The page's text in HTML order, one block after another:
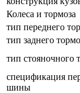
Колеса и тормоза
тип переднего
тип заднего
тип стояночного
спецификация
шины